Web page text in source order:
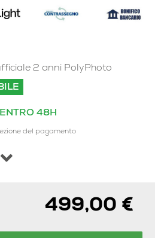
2 anni PolyPhoto
48H
del pagamento
499,00 €